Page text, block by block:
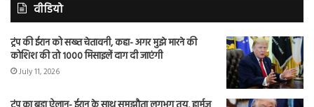
वीडियो
ट्रंप की ईरान को सख्त चेतावनी, कहा- अगर मुझे मारने की
कोशिश की तो 1000 मिसाइलें दाग दी जाएंगी
July 11, 2026